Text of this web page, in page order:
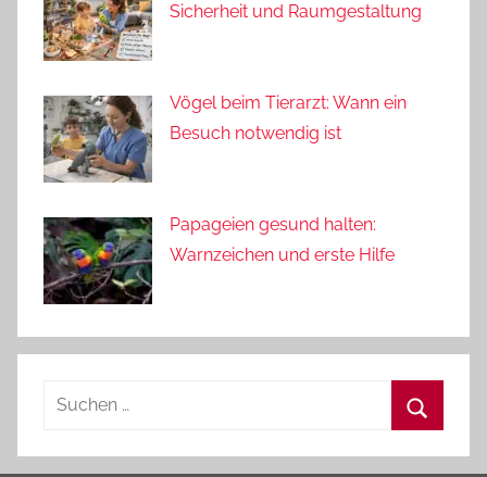
Sicherheit und Raumgestaltung
Vögel beim Tierarzt: Wann ein
Besuch notwendig ist
Papageien gesund halten:
Warnzeichen und erste Hilfe
Suchen